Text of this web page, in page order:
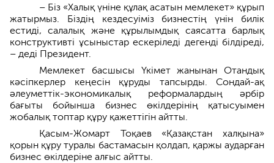
– Біз «Халық үніне құлақ асатын мемлекет» құрып
жатырмыз. Біздің кездесуіміз бизнестің үнін билік
естиді, салалық және құрылымдық саясатта барлық
конструктивті ұсыныстар ескеріледі дегенді білдіреді,
– деді Президент.
Мемлекет басшысы Үкімет жанынан Отандық
кәсіпкерлер кеңесін құруды тапсырды. Сондай-ақ
әлеуметтік-экономикалық реформалардың әрбір
бағыты бойынша бизнес өкілдерінің қатысуымен
жобалық топтар құру қажеттігін айтты.
Қасым-Жомарт Тоқаев «Қазақстан халқына»
қорын құру туралы бастамасын қолдап, қаржы аударған
бизнес өкілдеріне алғыс айтты.